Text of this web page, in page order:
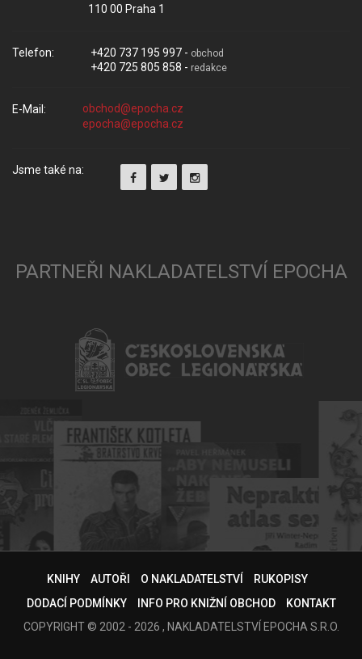
110 00 Praha 1
Telefon: +420 737 195 997 - obchod
+420 725 805 858 - redakce
E-Mail:
Jsme také na:
PARTNEŘI NAKLADATELSTVÍ EPOCHA
KNIHY AUTOŘI O NAKLADATELSTVÍ
RUKOPISY
DODACÍ PODMÍNKY
INFO PRO KNIŽNÍ OBCHOD
KONTAKT
COPYRIGHT © 2002 - 2026 , NAKLADATELSTVÍ EPOCHA S.R.O.